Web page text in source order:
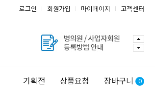
로그인 회원가입 마이페이지 고객센터
기획전 상품요청 장바구니 0